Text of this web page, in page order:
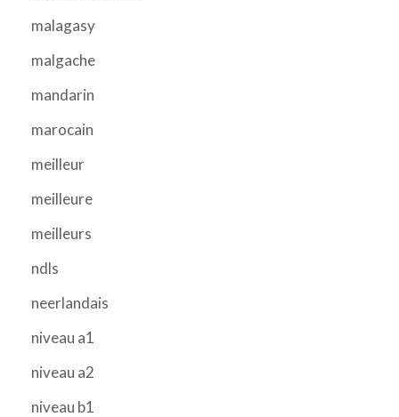
malagasy
malgache
mandarin
marocain
meilleur
meilleure
meilleurs
ndls
neerlandais
niveau a1
niveau a2
niveau b1